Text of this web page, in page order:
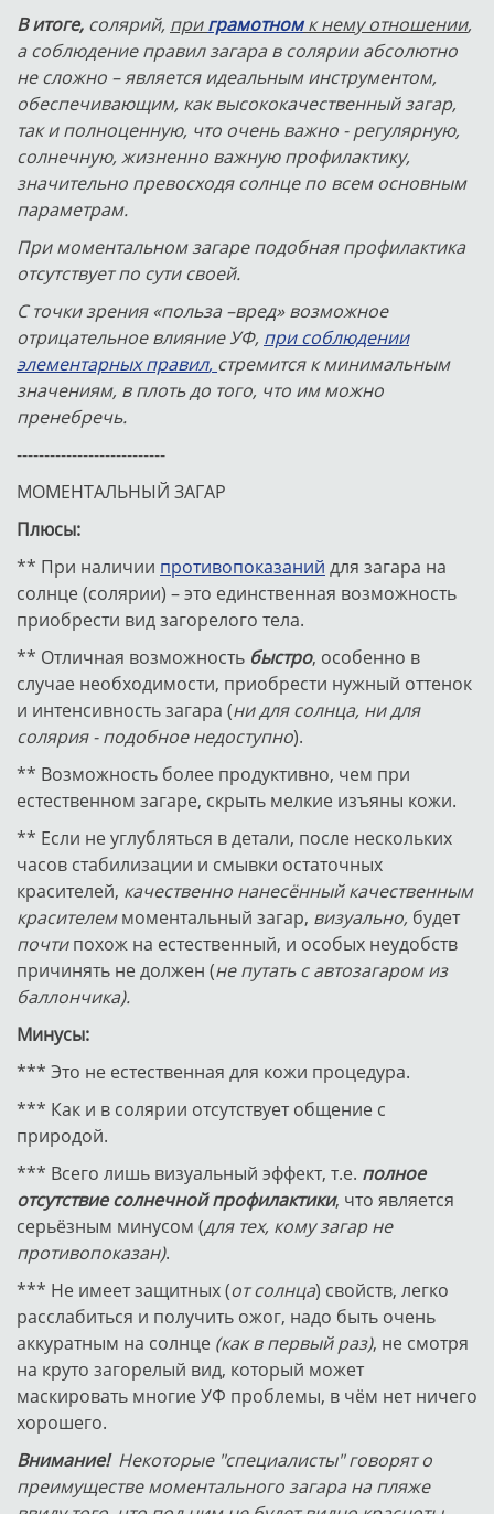
В итоге, солярий, приграмотном к нему отношении,
а соблюдение правил загара в солярии абсолютно
не сложно – является идеальным инструментом,
обеспечивающим, как высококачественный загар,
так и полноценную, что очень важно - регулярную,
солнечную, жизненно важную профилактику,
значительно превосходя солнце по всем основным
параметрам.
При моментальном загаре подобная профилактика
отсутствует по сути своей.
С точки зрения «польза –вред» возможное
отрицательное влияние УФ, при соблюдении
элементарных правил, стремится к минимальным
значениям, в плоть до того, что им можно
пренебречь.
---------------------------
МОМЕНТАЛЬНЫЙ ЗАГАР
Плюсы:
** При наличии противопоказаний для загара на
солнце (солярии) – это единственная возможность
приобрести вид загорелого тела.
** Отличная возможность быстро, особенно в
случае необходимости, приобрести нужный оттенок
и интенсивность загара (ни для солнца, ни для
солярия - подобное недоступно).
** Возможность более продуктивно, чем при
естественном загаре, скрыть мелкие изъяны кожи.
** Если не углубляться в детали, после нескольких
часов стабилизации и смывки остаточных
красителей, качественно нанесённый качественным
красителеммоментальный загар, визуально, будет
почтипохож на естественный, и особых неудобств
причинять не должен (не путать с автозагаром из
баллончика).
Минусы:
*** Это не естественная для кожи процедура.
*** Как и в солярии отсутствует общение с
природой.
*** Всего лишь визуальный эффект, т.е. полное
отсутствие солнечной профилактики, что является
серьёзным минусом (для тех, кому загар не
противопоказан).
*** Не имеет защитных (от солнца) свойств, легко
расслабиться и получить ожог, надо быть очень
аккуратным на солнце (как в первый раз), не смотря
на круто загорелый вид, который может
маскировать многие УФ проблемы, в чём нет ничего
хорошего.
Внимание! Некоторые "специалисты" говорят о
преимуществе моментального загара на пляже